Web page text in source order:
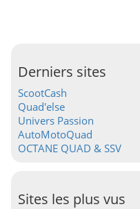
Derniers sites
ScootCash
Quad'else
Univers Passion
AutoMotoQuad
OCTANE QUAD & SSV
Sites les plus vus